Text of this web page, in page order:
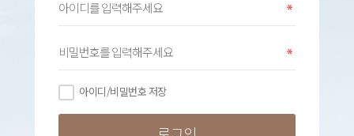
아이디/비밀번호 저장